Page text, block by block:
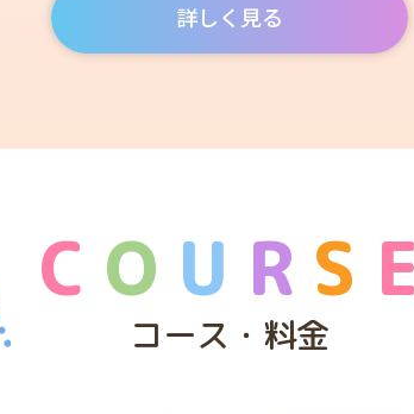
詳しく見る
C O U R S E
コース・料金